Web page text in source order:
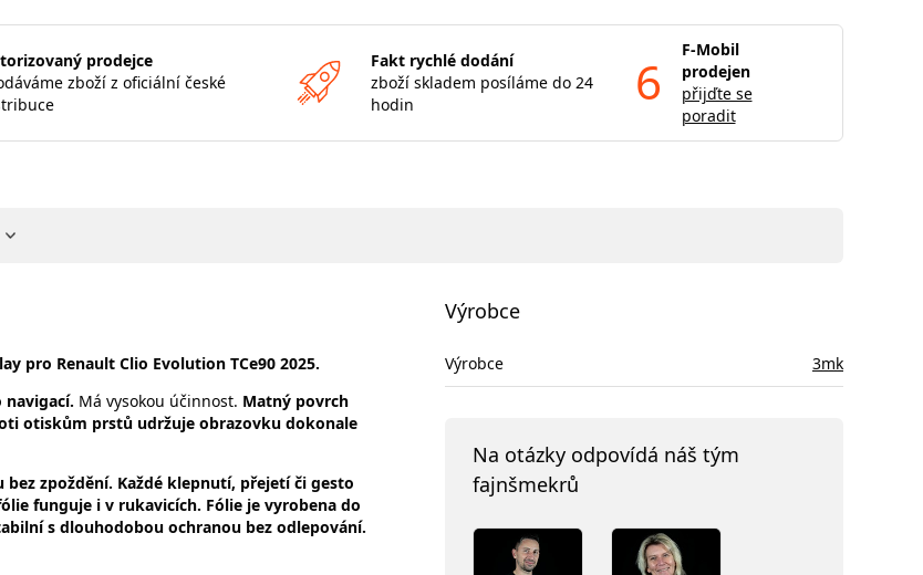
prodejce
zboží z oficiální české
Fakt rychlé dodání
zboží skladem posíláme do 24
hodin
6
F-Mobil
prodejen
přijďte se
poradit
pro Renault Clio Evolution TCe90 2025.
Má vysokou účinnost. Matný povrch
otiskům prstů udržuje obrazovku dokonale
zpoždění. Každé klepnutí, přejetí či gesto
funguje i v rukavicích. Fólie je vyrobena do
s dlouhodobou ochranou bez odlepování.
Výrobce
Výrobce 3mk
Na otázky odpovídá náš tým
fajnšmekrů